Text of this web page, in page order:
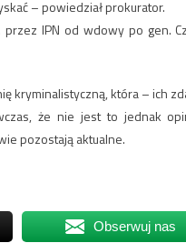
– powiedział prokurator.
IPN od wdowy po gen.
kryminalistyczną, która – ich
że nie jest to jednak
pozostają aktualne.
Obserwuj nas